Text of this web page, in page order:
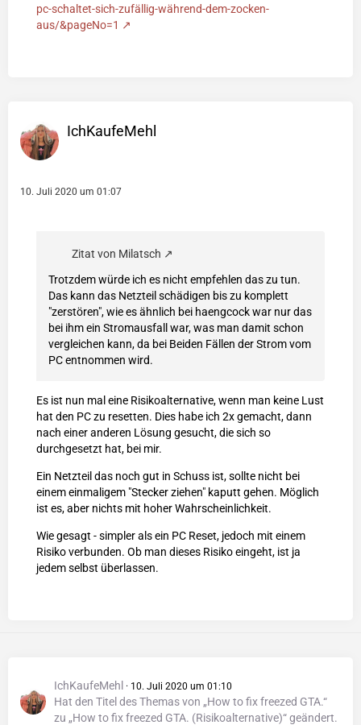
pc-schaltet-sich-zufällig-während-dem-zocken-
aus/&pageNo=1
IchKaufeMehl
10. Juli 2020 um 01:07
Zitat von Milatsch
Trotzdem würde ich es nicht empfehlen das zu tun.
Das kann das Netzteil schädigen bis zu komplett
"zerstören", wie es ähnlich bei haengcock war nur das
bei ihm ein Stromausfall war, was man damit schon
vergleichen kann, da bei Beiden Fällen der Strom vom
PC entnommen wird.
Es ist nun mal eine Risikoalternative, wenn man keine Lust
hat den PC zu resetten. Dies habe ich 2x gemacht, dann
nach einer anderen Lösung gesucht, die sich so
durchgesetzt hat, bei mir.
Ein Netzteil das noch gut in Schuss ist, sollte nicht bei
einem einmaligem "Stecker ziehen" kaputt gehen. Möglich
ist es, aber nichts mit hoher Wahrscheinlichkeit.
Wie gesagt - simpler als ein PC Reset, jedoch mit einem
Risiko verbunden. Ob man dieses Risiko eingeht, ist ja
jedem selbst überlassen.
IchKaufeMehl 10. Juli 2020 um 01:10
Hat den Titel des Themas von „How to fix freezed GTA.“
zu „How to fix freezed GTA. (Risikoalternative)“ geändert.